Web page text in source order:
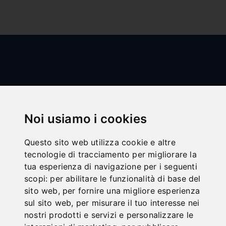
Noi usiamo i cookies
Questo sito web utilizza cookie e altre
tecnologie di tracciamento per migliorare la
tua esperienza di navigazione per i seguenti
scopi: per abilitare le funzionalità di base del
sito web, per fornire una migliore esperienza
sul sito web, per misurare il tuo interesse nei
nostri prodotti e servizi e personalizzare le
All categories
Legno
Metallo
Trasporto
Lavorazione lamiera